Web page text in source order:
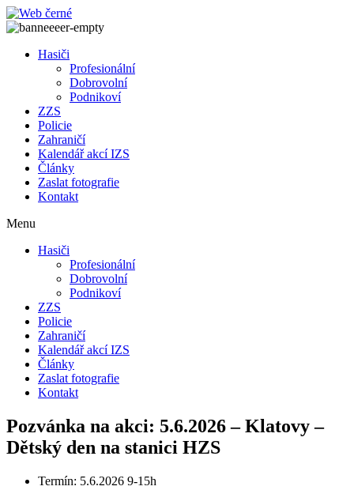
Přejít
k
Hasiči
Profesionální
Dobrovolní
Podnikoví
ZZS
Policie
Zahraničí
Kalendář akcí IZS
Články
Zaslat fotografie
Kontakt
Menu
Hasiči
Profesionální
Dobrovolní
Podnikoví
ZZS
Policie
Zahraničí
Kalendář akcí IZS
Články
Zaslat fotografie
Kontakt
Pozvánka na akci: 5.6.2026 – Klatovy –
Dětský den na stanici HZS
Termín: 5.6.2026 9-15h